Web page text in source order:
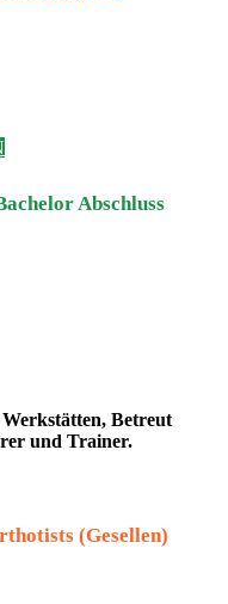
Abschluss
Betreut
und Trainer.
(Gesellen)